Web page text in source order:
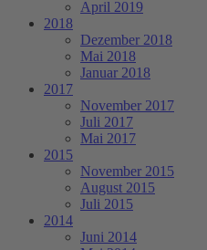
April 2019
2018
Dezember 2018
Mai 2018
Januar 2018
2017
November 2017
Juli 2017
Mai 2017
2015
November 2015
August 2015
Juli 2015
2014
Juni 2014